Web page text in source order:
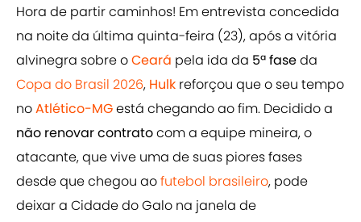
Hora de partir caminhos! Em entrevista concedida
na noite da última quinta-feira (23), após a vitória
alvinegra sobre oCeará pela ida da 5ª faseda
Copa do Brasil 2026, Hulk reforçou que o seu tempo
noAtlético-MGestá chegando ao fim. Decidido a
não renovar contratocom a equipe mineira, o
atacante, que vive uma de suas piores fases
desde que chegou aofutebol brasileiro, pode
deixar a Cidade do Galo na janela de